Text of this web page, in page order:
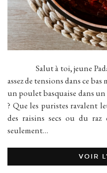
Salut à toi, jeune
assez de tensions dans ce
un poulet basquaise dans
? Que les puristes ravalent
des raisins secs ou du
seulement…
VOIR